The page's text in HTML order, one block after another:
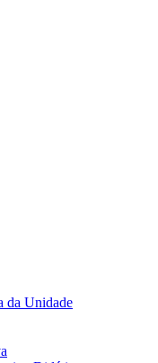
da Unidade